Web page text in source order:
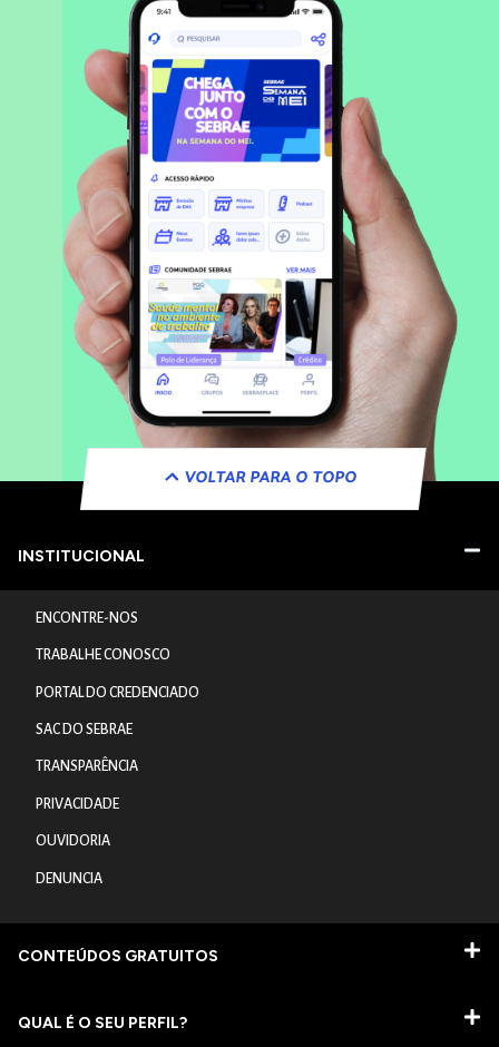
VOLTAR PARA O TOPO
INSTITUCIONAL
ENCONTRE-NOS
TRABALHE CONOSCO
PORTAL DO CREDENCIADO
SAC DO SEBRAE
TRANSPARÊNCIA
PRIVACIDADE
OUVIDORIA
DENUNCIA
CONTEÚDOS GRATUITOS
QUAL É O SEU PERFIL?